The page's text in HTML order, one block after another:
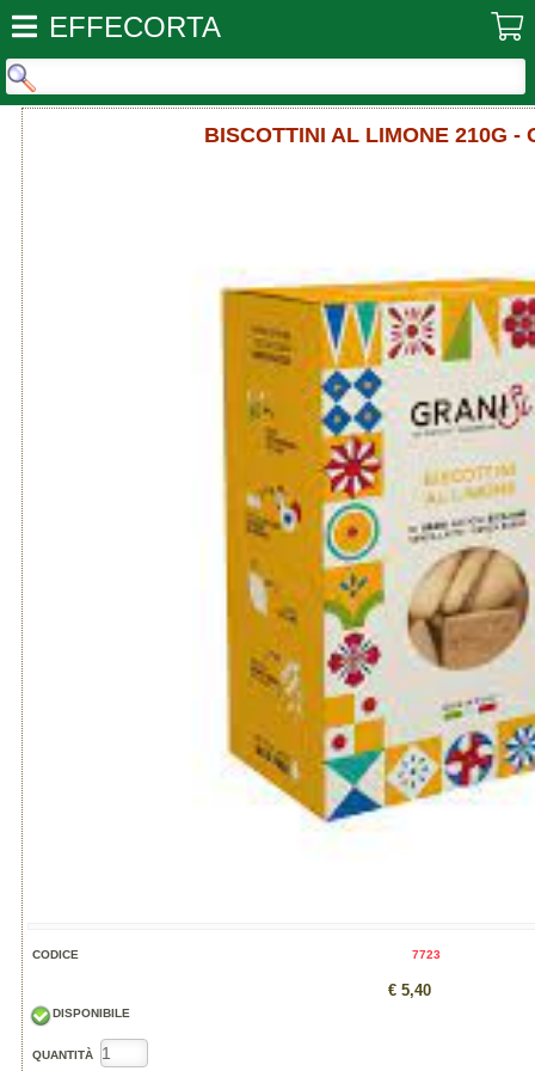
EFFECORTA
BISCOTTINI AL LIMONE 210G -
CODICE 7723
€ 5,40
DISPONIBILE
QUANTITÀ